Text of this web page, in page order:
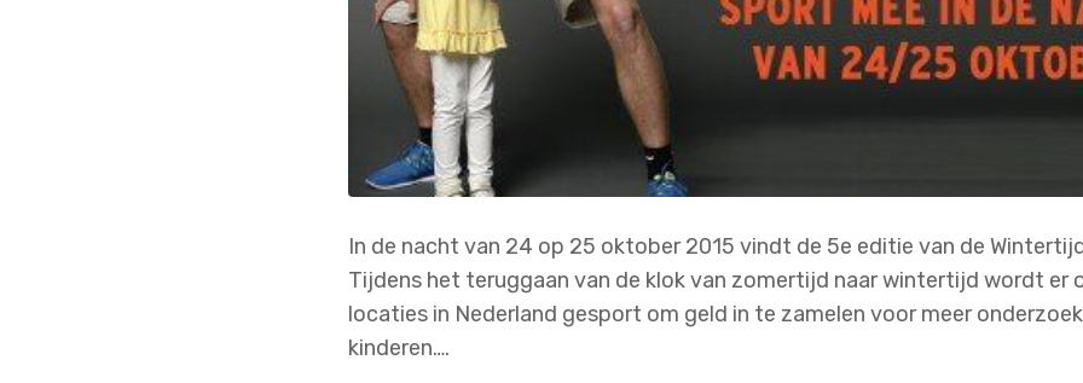
In de nacht van 24 op 25 oktober 2015 vindt de 5e editie van de
Tijdens het teruggaan van de klok van zomertijd naar wintertijd wordt er
locaties in Nederland gesport om geld in te zamelen voor meer
kinderen….